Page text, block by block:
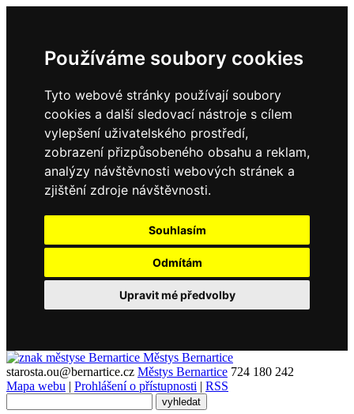
Používáme soubory cookies
Tyto webové stránky používají soubory
cookies a další sledovací nástroje s cílem
vylepšení uživatelského prostředí,
zobrazení přizpůsobeného obsahu a reklam,
analýzy návštěvnosti webových stránek a
zjištění zdroje návštěvnosti.
Souhlasím
Odmítám
Upravit mé předvolby
Městys Bernartice
starosta.ou@bernartice.cz Městys Bernartice 724 180 242
Mapa webu | Prohlášení o přístupnosti | RSS